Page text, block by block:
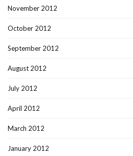
November 2012
October 2012
September 2012
August 2012
July 2012
April 2012
March 2012
January 2012